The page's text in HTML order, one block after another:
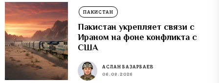
ПАКИСТАН
Пакистан укрепляет связи с
Ираном на фоне конфликта с
США
АСЛАН БАЗАРБАЕВ
06.08.2026